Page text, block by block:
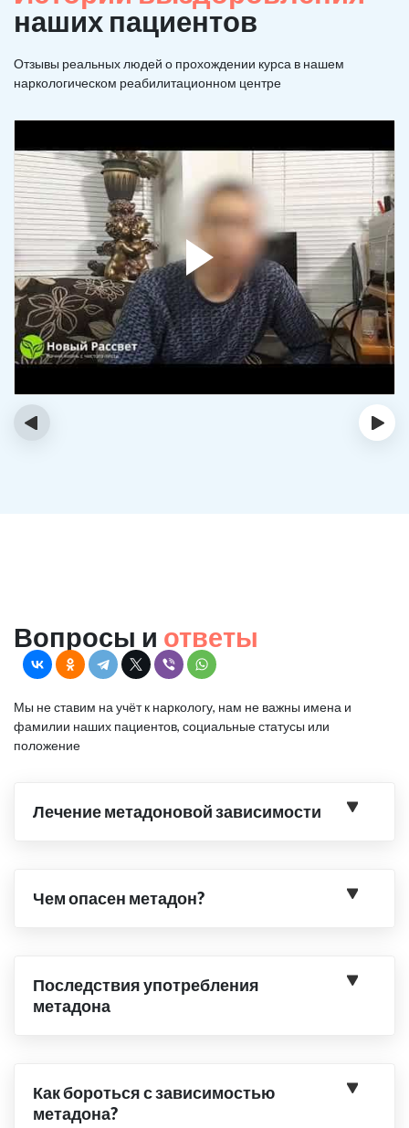
наших пациентов
Отзывы реальных людей о прохождении курса в нашем
наркологическом реабилитационном центре
‹ ›
Вопросы и ответы
Мы не ставим на учёт к наркологу, нам не важны имена и
фамилии наших пациентов, социальные статусы или
положение
Лечение метадоновой зависимости
Чем опасен метадон?
Последствия употребления
метадона
Как бороться с зависимостью
метадона?